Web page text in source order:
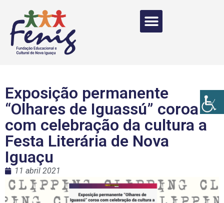
Exposição permanente
“Olhares de Iguassú” coroa
com celebração da cultura a
Festa Literária de Nova
Iguaçu
11 abril 2021